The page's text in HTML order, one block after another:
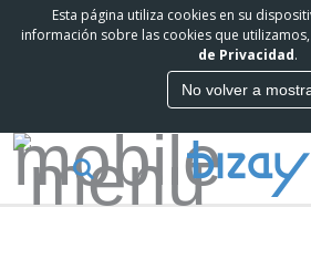
Esta página utiliza cookies en su
información sobre las cookies que
de Privacidad.
No volver a